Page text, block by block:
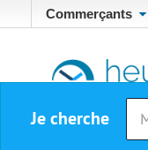
Commerçants
Je cherche